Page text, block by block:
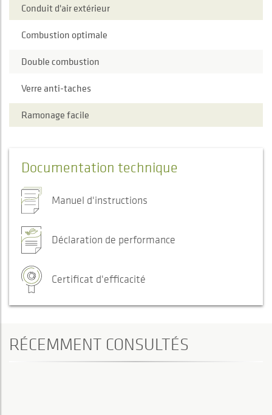
Conduit d'air extérieur
Combustion optimale
Double combustion
Verre anti-taches
Ramonage facile
Documentation technique
Manuel d'instructions
Déclaration de performance
Certificat d'efficacité
RÉCEMMENT CONSULTÉS